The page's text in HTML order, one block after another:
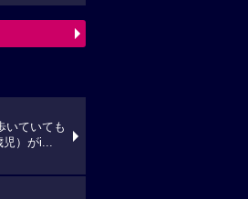
いていても
児）がi...